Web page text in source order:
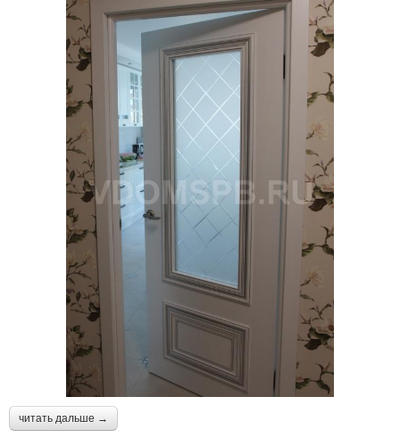
читать дальше →